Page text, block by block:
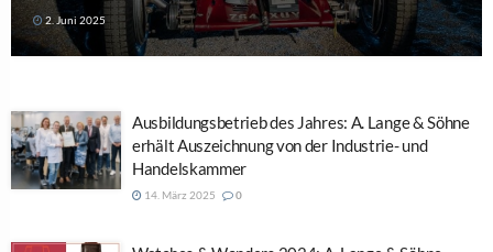
2. Juni 2025
Ausbildungsbetrieb des Jahres: A. Lange & Söhne
erhält Auszeichnung von der Industrie- und
Handelskammer
14. März 2025 0